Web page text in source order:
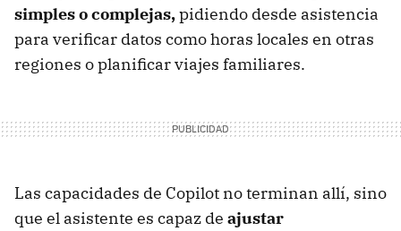
simples o complejas,pidiendo desde asistencia
para verificar datos como horas locales en otras
regiones o planificar viajes familiares.
Las capacidades de Copilot no terminan allí, sino
que el asistente es capaz de ajustar